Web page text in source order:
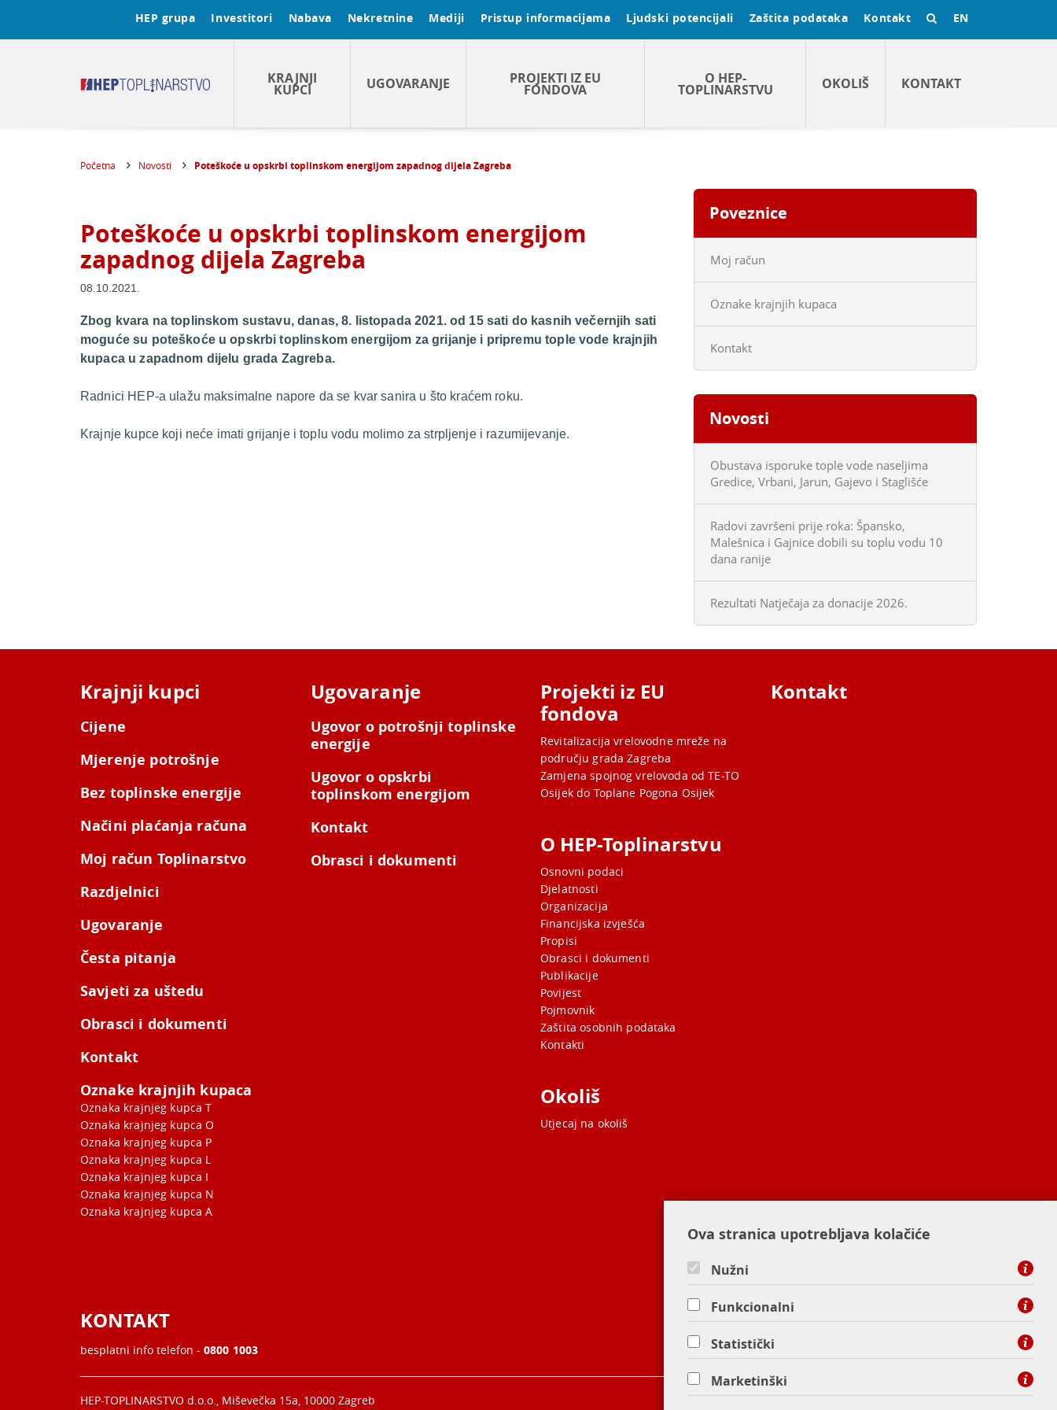
HEP grupa Investitori Nabava Nekretnine Mediji Pristup informacijama Ljudski potencijali Zaštita podataka Kontakt EN
KRAJNJI
KUPCI UGOVARANJE PROJEKTI IZ EU
FONDOVA
O HEP-
TOPLINARSTVU OKOLIŠ KONTAKT
Početna Novosti Poteškoće u opskrbi toplinskom energijom zapadnog dijela Zagreba
Poteškoće u opskrbi toplinskom energijom
zapadnog dijela Zagreba
08.10.2021.
Zbog kvara na toplinskom sustavu, danas, 8. listopada 2021. od 15 sati do kasnih večernjih sati
moguće su poteškoće u opskrbi toplinskom energijom za grijanje i pripremu tople vode krajnjih
kupaca u zapadnom dijelu grada Zagreba.
Radnici HEP-a ulažu maksimalne napore da se kvar sanira u što kraćem roku.
Krajnje kupce koji neće imati grijanje i toplu vodu molimo za strpljenje i razumijevanje.
Poveznice
Moj račun
Oznake krajnjih kupaca
Kontakt
Novosti
Obustava isporuke tople vode naseljima
Gredice, Vrbani, Jarun, Gajevo i Staglišće
Radovi završeni prije roka: Špansko,
Malešnica i Gajnice dobili su toplu vodu 10
dana ranije
Rezultati Natječaja za donacije 2026.
Krajnji kupci
Cijene
Mjerenje potrošnje
Bez toplinske energije
Načini plaćanja računa
Moj račun Toplinarstvo
Razdjelnici
Ugovaranje
Česta pitanja
Savjeti za uštedu
Obrasci i dokumenti
Kontakt
Oznake krajnjih kupaca
Oznaka krajnjeg kupca T
Oznaka krajnjeg kupca O
Oznaka krajnjeg kupca P
Oznaka krajnjeg kupca L
Oznaka krajnjeg kupca I
Oznaka krajnjeg kupca N
Oznaka krajnjeg kupca A
Ugovaranje
Ugovor o potrošnji toplinske
energije
Ugovor o opskrbi
toplinskom energijom
Kontakt
Obrasci i dokumenti
Projekti iz EU
fondova
Revitalizacija vrelovodne mreže na
području grada Zagreba
Zamjena spojnog vrelovoda od TE-TO
Osijek do Toplane Pogona Osijek
O HEP-Toplinarstvu
Osnovni podaci
Djelatnosti
Organizacija
Financijska izvješća
Propisi
Obrasci i dokumenti
Publikacije
Povijest
Pojmovnik
Zaštita osobnih podataka
Kontakti
Okoliš
Utjecaj na okoliš
Kontakt
KONTAKT
besplatni info telefon - 0800 1003
HEP-TOPLINARSTVO d.o.o., Miševečka 15a, 10000 Zagreb
Ova stranica upotrebljava kolačiće
Nužni
Funkcionalni
Statistički
Marketinški